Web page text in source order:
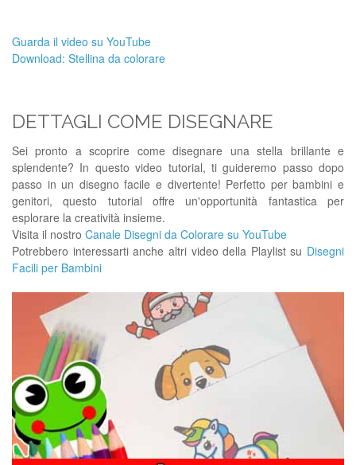
Guarda il video su YouTube
Download: Stellina da colorare
DETTAGLI COME DISEGNARE
Sei pronto a scoprire come disegnare una stella brillante e
splendente? In questo video tutorial, ti guideremo passo dopo
passo in un disegno facile e divertente! Perfetto per bambini e
genitori, questo tutorial offre un'opportunità fantastica per
esplorare la creatività insieme.
Visita il nostro Canale Disegni da Colorare su YouTube
Potrebbero interessarti anche altri video della Playlist su Disegni
Facili per Bambini